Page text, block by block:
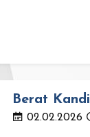
Berat
02.02.2026